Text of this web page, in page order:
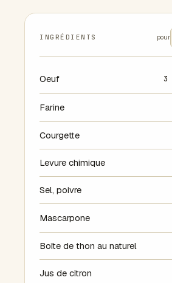
INGRÉDIENTS pour
Oeuf 3
Farine
Courgette
Levure chimique
Sel, poivre
Mascarpone
Boîte de thon au naturel
Jus de citron